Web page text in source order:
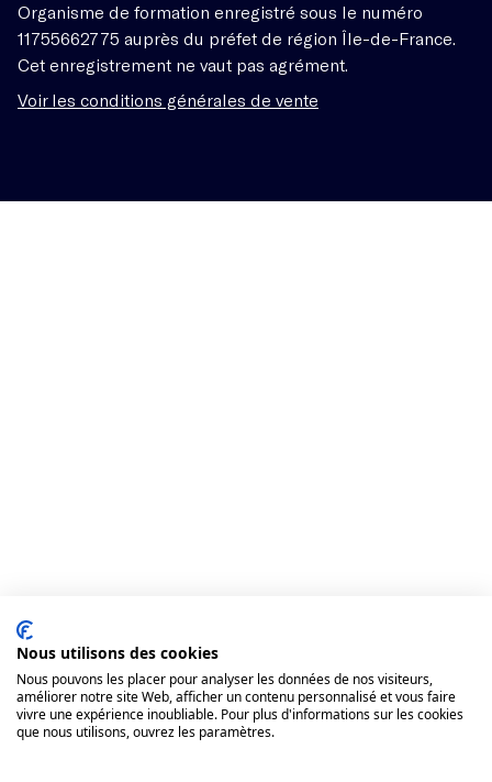
Organisme de formation enregistré sous le numéro
11755662775 auprès du préfet de région Île-de-France.
Cet enregistrement ne vaut pas agrément.
Voir les conditions générales de vente
Nous utilisons des cookies
Nous pouvons les placer pour analyser les données de nos visiteurs,
améliorer notre site Web, afficher un contenu personnalisé et vous faire
vivre une expérience inoubliable. Pour plus d'informations sur les cookies
que nous utilisons, ouvrez les paramètres.